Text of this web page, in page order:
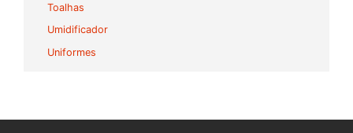
Toalhas
Umidificador
Uniformes